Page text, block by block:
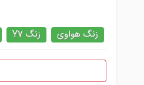
زنگ هواوی زنگ Y7